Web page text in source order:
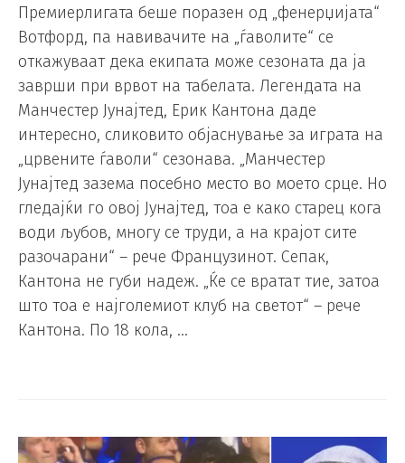
Премиерлигата беше поразен од „фенерџијата“
Вотфорд, па навивачите на „ѓаволите“ се
откажуваат дека екипата може сезоната да ја
заврши при врвот на табелата. Легендата на
Манчестер Јунајтед, Ерик Кантона даде
интересно, сликовито објаснување за играта на
„црвените ѓаволи“ сезонава. „Манчестер
Јунајтед зазема посебно место во моето срце. Но
гледајќи го овој Јунајтед, тоа е како старец кога
води љубов, многу се труди, а на крајот сите
разочарани“ – рече Французинот. Сепак,
Кантона не губи надеж. „Ќе се вратат тие, затоа
што тоа е најголемиот клуб на светот“ – рече
Кантона. По 18 кола, …